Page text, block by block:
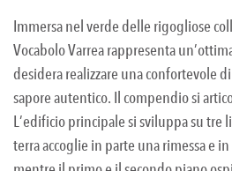
Immersa nel verde delle rigogliose
Vocabolo Varrea rappresenta
desidera realizzare una confortevole
sapore autentico. Il compendio si
L’edificio principale si sviluppa su
terra accoglie in parte una rimessa e